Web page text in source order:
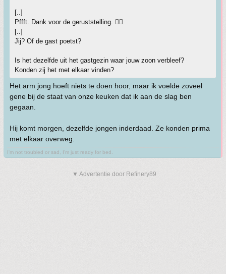
[..]
Pffft. Dank voor de geruststelling. 👍🏼
[..]
Jij? Of de gast poetst?
Is het dezelfde uit het gastgezin waar jouw zoon verbleef?
Konden zij het met elkaar vinden?
Het arm jong hoeft niets te doen hoor, maar ik voelde zoveel
gene bij de staat van onze keuken dat ik aan de slag ben
gegaan.
Hij komt morgen, dezelfde jongen inderdaad. Ze konden prima
met elkaar overweg.
I'm not troubled or sad, I'm just ready for bed.
▼ Advertentie door Refinery89